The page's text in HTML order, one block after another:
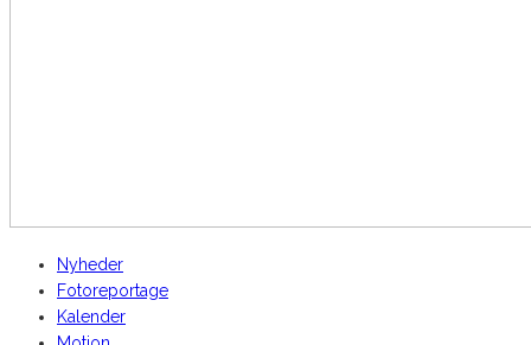
Nyheder
Fotoreportage
Kalender